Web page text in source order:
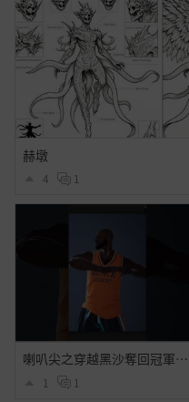
赫墩
4 1
喇叭尖之穿越黑沙奪回冠軍之路
1 1